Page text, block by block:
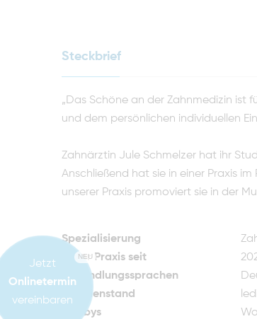
Steckbrief
„Das Schöne an der Zahnmedizin ist
und dem persönlichen individuellen
Zahnärztin Jule Schmelzer hat ihr
Anschließend hat sie in einer Praxis
unserer Praxis promoviert sie in der
Spezialisierung
In der Praxis seit
Behandlungssprachen
Familienstand
Hobbys
NEU
Jetzt
Onlinetermin
vereinbaren